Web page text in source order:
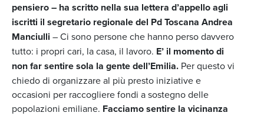
pensiero – ha scritto nella sua lettera d’appello agli
iscritti il segretario regionale del Pd Toscana Andrea
Manciulli – Ci sono persone che hanno perso davvero
tutto: i propri cari, la casa, il lavoro. E’ il momento di
non far sentire sola la gente dell’Emilia. Per questo vi
chiedo di organizzare al più presto iniziative e
occasioni per raccogliere fondi a sostegno delle
popolazioni emiliane. Facciamo sentire la vicinanza